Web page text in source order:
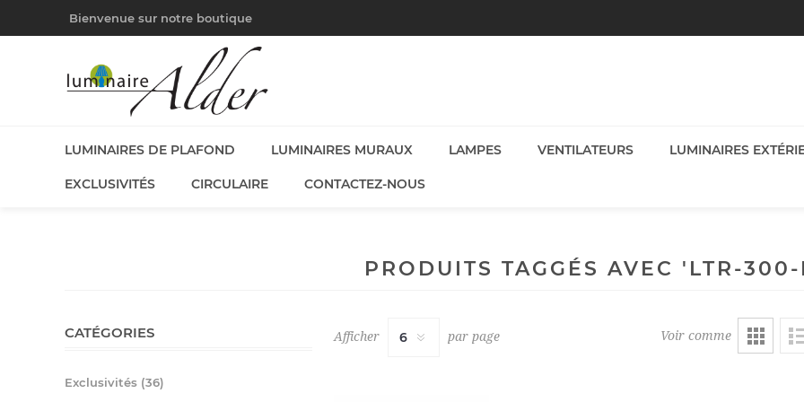
Bienvenue sur notre boutique
LUMINAIRES DE PLAFOND LUMINAIRES MURAUX LAMPES VENTILATEURS LUMINAIRES
EXCLUSIVITÉS CIRCULAIRE CONTACTEZ-NOUS
PRODUITS TAGGÉS AVEC 'LTR-
Voir comme
Afficher par page
CATÉGORIES
Exclusivités (36)